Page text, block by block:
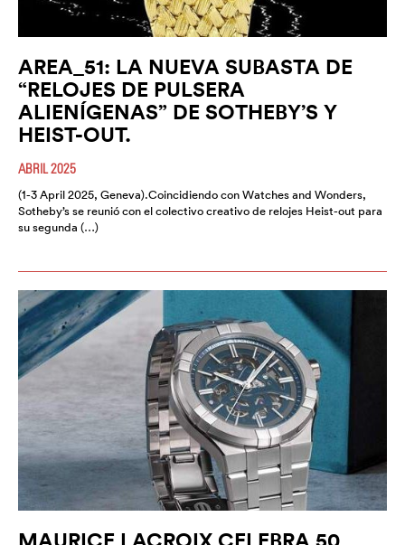
AREA_51: LA NUEVA SUBASTA DE
“RELOJES DE PULSERA
ALIENÍGENAS” DE SOTHEBY’S Y
HEIST-OUT.
ABRIL 2025
(1-3 April 2025, Geneva).Coincidiendo con Watches and Wonders,
Sotheby’s se reunió con el colectivo creativo de relojes Heist-out para
su segunda (…)